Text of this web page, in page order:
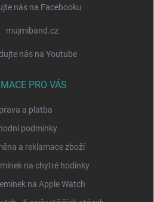
nás na Facebooku
mujmiband.cz
nás na Youtube
PRO VÁS
a platba
podmínky
a reklamace zboží
na chytré hodinky
na Apple Watch